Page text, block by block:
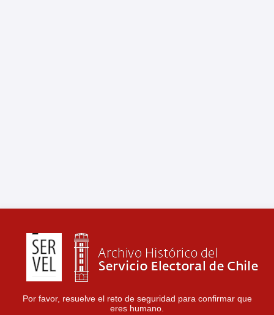
Por favor, resuelve el reto de seguridad para confirmar que
eres humano.